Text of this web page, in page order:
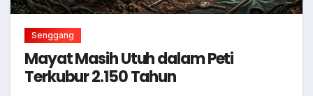
Senggang
Mayat Masih Utuh dalam Peti
Terkubur 2.150 Tahun